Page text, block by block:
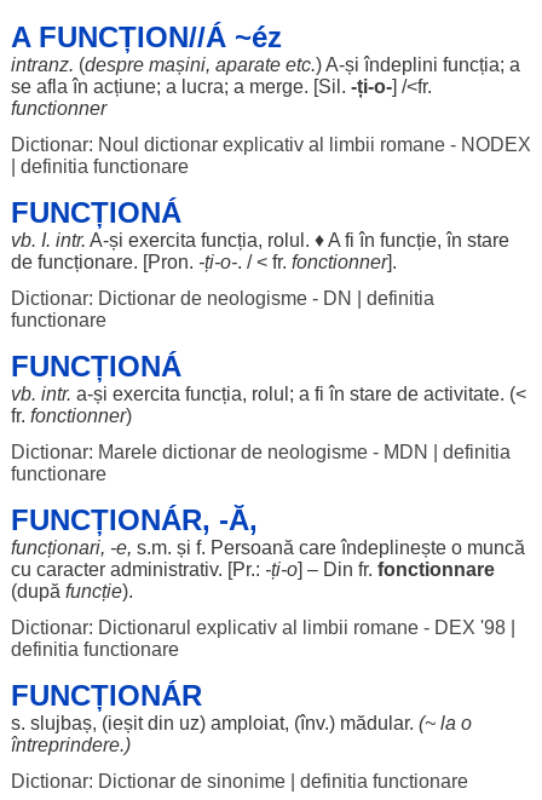
A FUNCȚION//Á ~éz
intranz. (despre mașini, aparateetc.) A-șiîndeplini funcția; a
se afla în acțiune; a lucra; a merge. [Sil . -ți-o-] /<fr.
functionner
Dictionar: Noul dictionar explicativ al limbii romane - NODEX
definitia functionare
FUNCȚIONÁ
vb. I. intr. A-și exercita funcția, rolul . ♦ A fi în funcție, în stare
de funcționare. [Pron. -ți-o-. / < fr. fonctionner].
Dictionar: Dictionar de neologisme - DN
definitia
functionare
FUNCȚIONÁ
vb. intr. a-și exercita funcția, rolul ; a fi în starede activitate. (<
fr. fonctionner)
Dictionar: Marele dictionar de neologisme - MDN
definitia
functionare
FUNCȚIONÁR, -Ă,
funcționari, -e, s.m. și f. Persoană careîndeplineșteo muncă
cu caracter administrativ. [Pr.: -ți-o] – Din fr. fonctionnare
(după funcție).
Dictionar: Dictionarul explicativ al limbii romane - DEX '98|
definitia functionare
FUNCȚIONÁR
s. slujbaș, (ieșitdin uz) amploiat, (înv.) mădular. (~ la o
întreprindere.)
Dictionar: Dictionar de sinonime| definitia functionare